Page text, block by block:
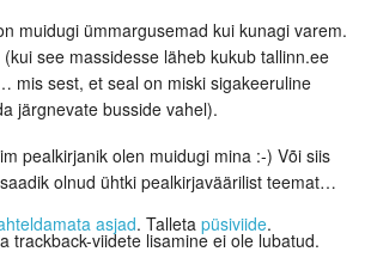
muidugi ümmargusemad kui kunagi varem.
see massidesse läheb kukub tallinn.ee
mis sest, et seal on miski sigakeeruline
järgnevate busside vahel).
pealkirjanik olen muidugi mina :-) Või siis
olnud ühtki pealkirjaväärilist teemat…
asjad. Talleta püsiviide.
trackback-viidete lisamine ei ole lubatud.